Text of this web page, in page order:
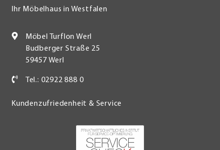
Ihr Möbelhaus in Westfalen
Möbel Turflon Werl
Budberger Straße 25
59457 Werl
Tel.: 02922 888 0
Kundenzufriedenheit & Service